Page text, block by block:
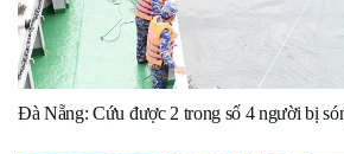
Đà Nẵng: Cứu được 2 trong số 4 người bị